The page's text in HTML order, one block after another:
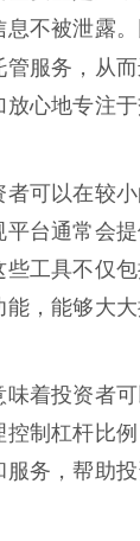
不被泄露
管服务，从
心地专注
可以在较
台通常会
工具不仅
，能够大
着投资者
制杠杆比
务，帮助